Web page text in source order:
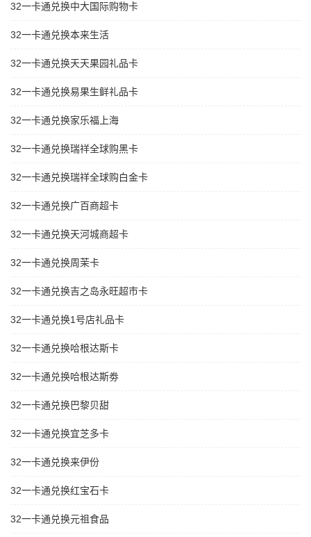
32一卡通兑换中大国际购物卡
32一卡通兑换本来生活
32一卡通兑换天天果园礼品卡
32一卡通兑换易果生鲜礼品卡
32一卡通兑换家乐福上海
32一卡通兑换瑞祥全球购黑卡
32一卡通兑换瑞祥全球购白金卡
32一卡通兑换广百商超卡
32一卡通兑换天河城商超卡
32一卡通兑换周茉卡
32一卡通兑换吉之岛永旺超市卡
32一卡通兑换1号店礼品卡
32一卡通兑换哈根达斯卡
32一卡通兑换哈根达斯劵
32一卡通兑换巴黎贝甜
32一卡通兑换宜芝多卡
32一卡通兑换来伊份
32一卡通兑换红宝石卡
32一卡通兑换元祖食品